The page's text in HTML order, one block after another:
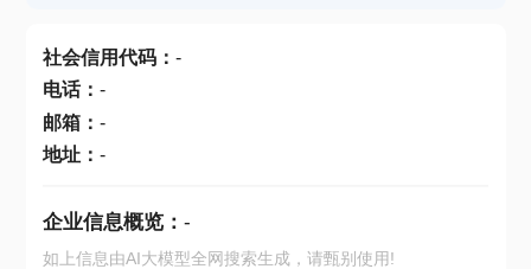
社会信用代码： -
电话： -
邮箱： -
地址： -
企业信息概览： -
如上信息由AI大模型全网搜索生成，请甄别使用!